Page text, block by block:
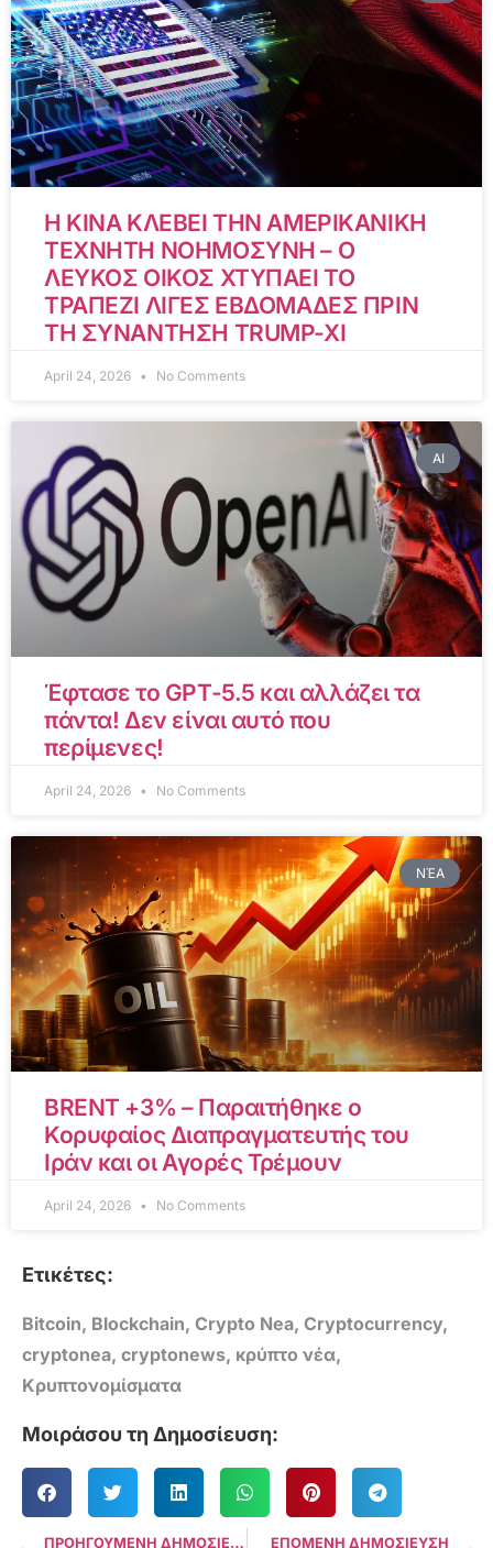
Η ΚΙΝΑ ΚΛΕΒΕΙ ΤΗΝ ΑΜΕΡΙΚΑΝΙΚΗ
ΤΕΧΝΗΤΗ ΝΟΗΜΟΣΥΝΗ – Ο
ΛΕΥΚΟΣ ΟΙΚΟΣ ΧΤΥΠΑΕΙ ΤΟ
ΤΡΑΠΕΖΙ ΛΙΓΕΣ ΕΒΔΟΜΑΔΕΣ ΠΡΙΝ
ΤΗ ΣΥΝΑΝΤΗΣΗ TRUMP-XI
April 24, 2026 No Comments
AI
Έφτασε το GPT-5.5 και αλλάζει τα
πάντα! Δεν είναι αυτό που
περίμενες!
April 24, 2026 No Comments
ΝΈΑ
BRENT +3% – Παραιτήθηκε ο
Κορυφαίος Διαπραγματευτής του
Ιράν και οι Αγορές Τρέμουν
April 24, 2026 No Comments
Ετικέτες:
Bitcoin, Blockchain, Crypto Nea, Cryptocurrency,
cryptonea, cryptonews, κρύπτο νέα,
Κρυπτονομίσματα
Μοιράσου τη Δημοσίευση:
ΠΡΟΗΓΟΥΜΕΝΗ ΔΗΜΟΣΙΕΥΣΗ ΕΠΟΜΕΝΗ ΔΗΜΟΣΙΕΥΣΗ